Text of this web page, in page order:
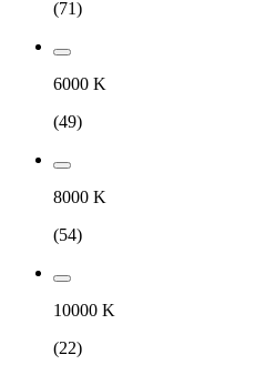
(71)
6000 K
(49)
8000 K
(54)
10000 K
(22)